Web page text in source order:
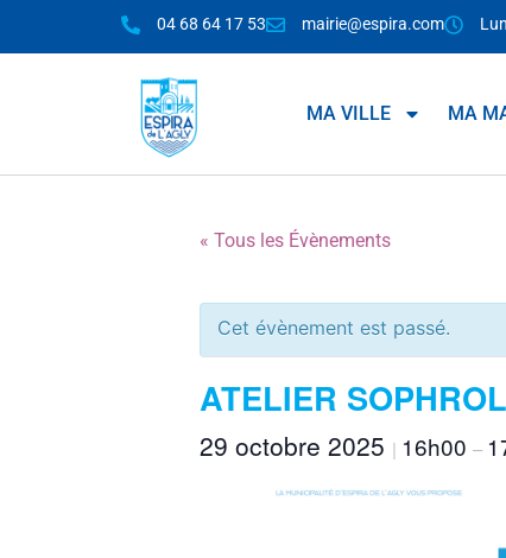
04 68 64 17 53 mairie@espira.com
MA VILLE MA
« Tous les Évènements
Cet évènement est passé.
ATELIER
29 octobre 2025 | 16h00 –